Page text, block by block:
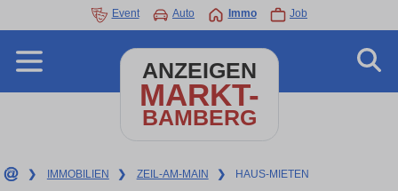
Event Auto Immo Job
ANZEIGEN
MARKT-
BAMBERG
❯ IMMOBILIEN ❯ ZEIL-AM-MAIN ❯ HAUS-MIETEN